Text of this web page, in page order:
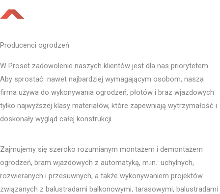
Producenci ogrodzeń
W Proset zadowolenie naszych klientów jest dla nas priorytetem.
Aby sprostać nawet najbardziej wymagającym osobom, nasza
firma używa do wykonywania ogrodzeń, płotów i braz wjazdowych
tylko najwyższej klasy materiałów, które zapewniają wytrzymałość i
doskonały wygląd całej konstrukcji.
Zajmujemy się szeroko rozumianym montażem i demontażem
ogrodzeń, bram wjazdowych z automatyką, m.in.: uchylnych,
rozwieranych i przesuwnych, a także wykonywaniem projektów
związanych z balustradami balkonowymi, tarasowymi, balustradami